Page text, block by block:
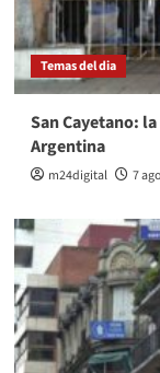
Temas del dia
San Cayetano:
Argentina
m24digital 7